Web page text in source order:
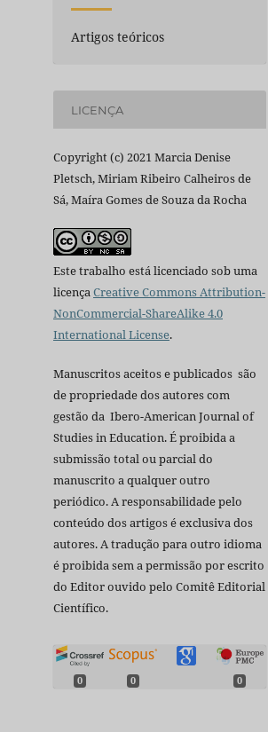
Artigos teóricos
LICENÇA
Copyright (c) 2021 Marcia Denise
Pletsch, Miriam Ribeiro Calheiros de
Sá, Maíra Gomes de Souza da Rocha
Este trabalho está licenciado sob uma
licençaCreative Commons Attribution-
NonCommercial-ShareAlike 4.0
International License.
Manuscritos aceitos e publicados são
de propriedade dos autores com
gestão da Ibero-American Journal of
Studies in Education. É proibida a
submissão total ou parcial do
manuscrito a qualquer outro
periódico. A responsabilidade pelo
conteúdo dos artigos é exclusiva dos
autores. A tradução para outro idioma
é proibida sem a permissão por escrito
do Editor ouvido pelo Comitê Editorial
Científico.
0 0 0